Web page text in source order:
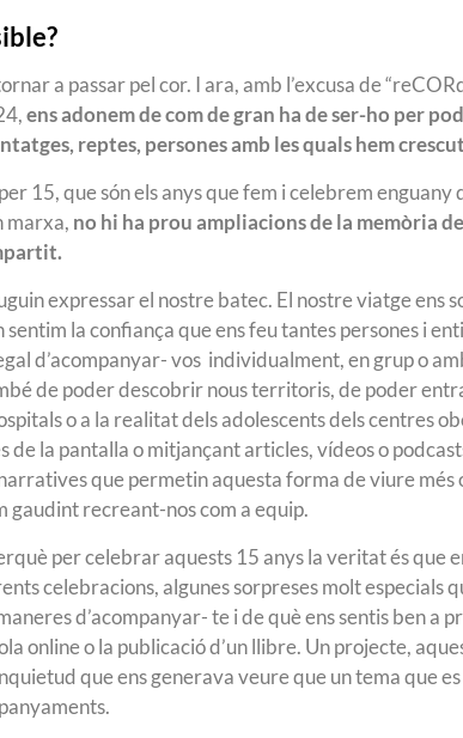
a passar pel cor. I ara, amb l’excusa de
ens adonem de com de gran ha de ser-ho per
reptes, persones amb les quals hem
15, que són els anys que fem i celebrem
marxa, no hi ha prou ampliacions de la memòria
expressar el nostre batec. El nostre viatge ens
sentim la confiança que ens feu tantes persones i
d’acompanyar- vos individualment, en grup o
de poder descobrir nous territoris, de poder
o a la realitat dels adolescents dels centres
de la pantalla o mitjançant articles, vídeos o
que permetin aquesta forma de viure més
gaudint recreant-nos com a equip.
per celebrar aquests 15 anys la veritat és que
celebracions, algunes sorpreses molt especials
d’acompanyar- te i de què ens sentis ben a
online o la publicació d’un llibre. Un projecte,
que ens generava veure que un tema que